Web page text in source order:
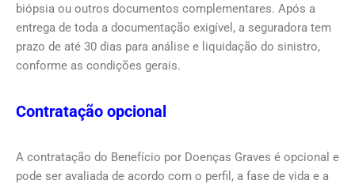
biópsia ou outros documentos complementares. Após a
entrega de toda a documentação exigível, a seguradora tem
prazo de até 30 dias para análise e liquidação do sinistro,
conforme as condições gerais.
Contratação opcional
A contratação do Benefício por Doenças Graves é opcional e
pode ser avaliada de acordo com o perfil, a fase de vida e a